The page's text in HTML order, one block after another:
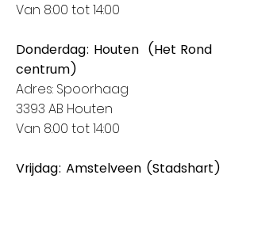
Van 8:00 tot 14:00
Donderdag: Houten (Het Rond
centrum)
Adres: Spoorhaag
3393 AB Houten
Van 8:00 tot 14:00
Vrijdag: Amstelveen (Stadshart)